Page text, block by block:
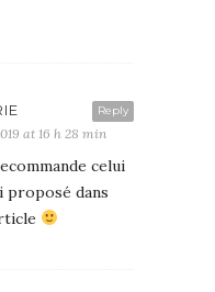
Reply
at 16 h 28 min
celui
proposé dans